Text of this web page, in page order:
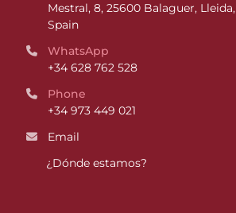
Mestral, 8, 25600 Balaguer, Lleida,
Spain
WhatsApp
+34 628 762 528
Phone
+34 973 449 021
Email
¿Dónde estamos?